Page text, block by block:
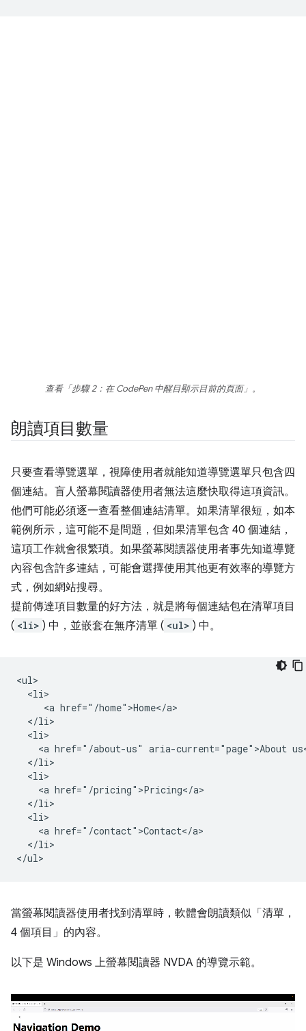
查看「步驟 2：在 CodePen 中醒目顯示目前的頁面」 。
朗讀項目數量
只要查看導覽選單，視障使用者就能知道導覽選單只包含四
個連結。盲人螢幕閱讀器使用者無法這麼快取得這項資訊。
他們可能必須逐一查看整個連結清單。如果清單很短，如本
範例所示，這可能不是問題，但如果清單包含 40 個連結，
這項工作就會很繁瑣。如果螢幕閱讀器使用者事先知道導覽
內容包含許多連結，可能會選擇使用其他更有效率的導覽方
式，例如網站搜尋。
提前傳達項目數量的好方法，就是將每個連結包在清單項目
( <li> ) 中，並嵌套在無序清單 ( <ul> ) 中。
<ul>
  <li>
     <a href="/home">Home</a>
  </li>
  <li>
<a href="/about-us" aria-current="page">About
  </li>
  <li>
    <a href="/pricing">Pricing</a>
  </li>
  <li>
    <a href="/contact">Contact</a>
  </li>
當螢幕閱讀器使用者找到清單時，軟體會朗讀類似「清單，
4 個項目」的內容。
以下是 Windows 上螢幕閱讀器 NVDA 的導覽示範。